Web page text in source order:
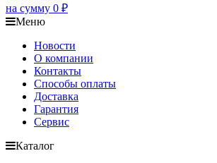
на сумму 0 ₽
Меню
Новости
О компании
Контакты
Способы оплаты
Доставка
Гарантия
Сервис
Каталог